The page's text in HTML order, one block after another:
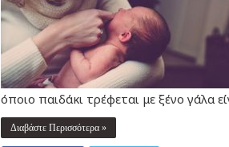
όποιο παιδάκι τρέφεται με ξένο γάλα
Διαβάστε Περισσότερα »